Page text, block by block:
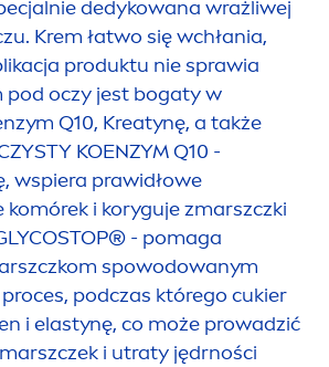
dedykowana wrażliwej
Krem łatwo się wchłania,
produktu nie sprawia
pod oczy jest bogaty w
Q10, Kreatynę, a także
KOENZYM Q10 -
wspiera prawidłowe
i koryguje zmarszczki
- pomaga
spowodowanym
podczas którego cukier
i elastynę, co może prowadzić
i utraty jędrności